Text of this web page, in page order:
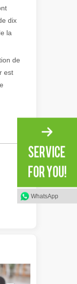
nos machines
dix
la
de
est
WhatsApp